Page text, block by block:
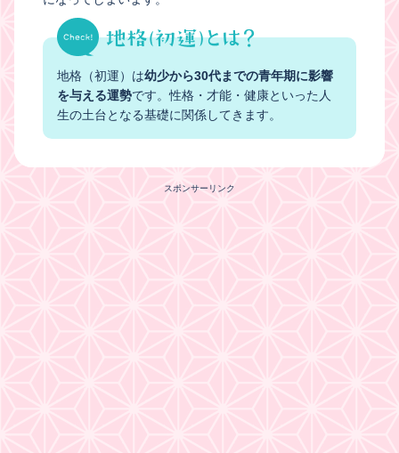
地格（初運）は幼少から30代までの青年期に影響
を与える運勢です。性格・才能・健康といった人
生の土台となる基礎に関係してきます。
スポンサーリンク